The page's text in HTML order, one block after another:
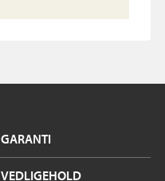
GARANTI
VEDLIGEHOLD